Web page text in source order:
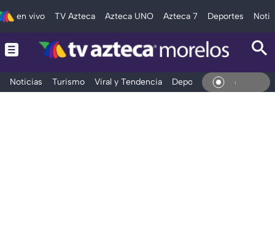
en vivo TV Azteca Azteca UNO Azteca 7 Deportes
Noticias Turismo Viral y Tendencia Deportes Espectáculos
En